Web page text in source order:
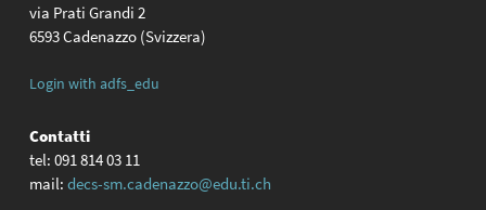
via Prati Grandi 2
6593 Cadenazzo (Svizzera)
Login with adfs_edu
Contatti
tel: 091 814 03 11
mail: decs-sm.cadenazzo@edu.ti.ch